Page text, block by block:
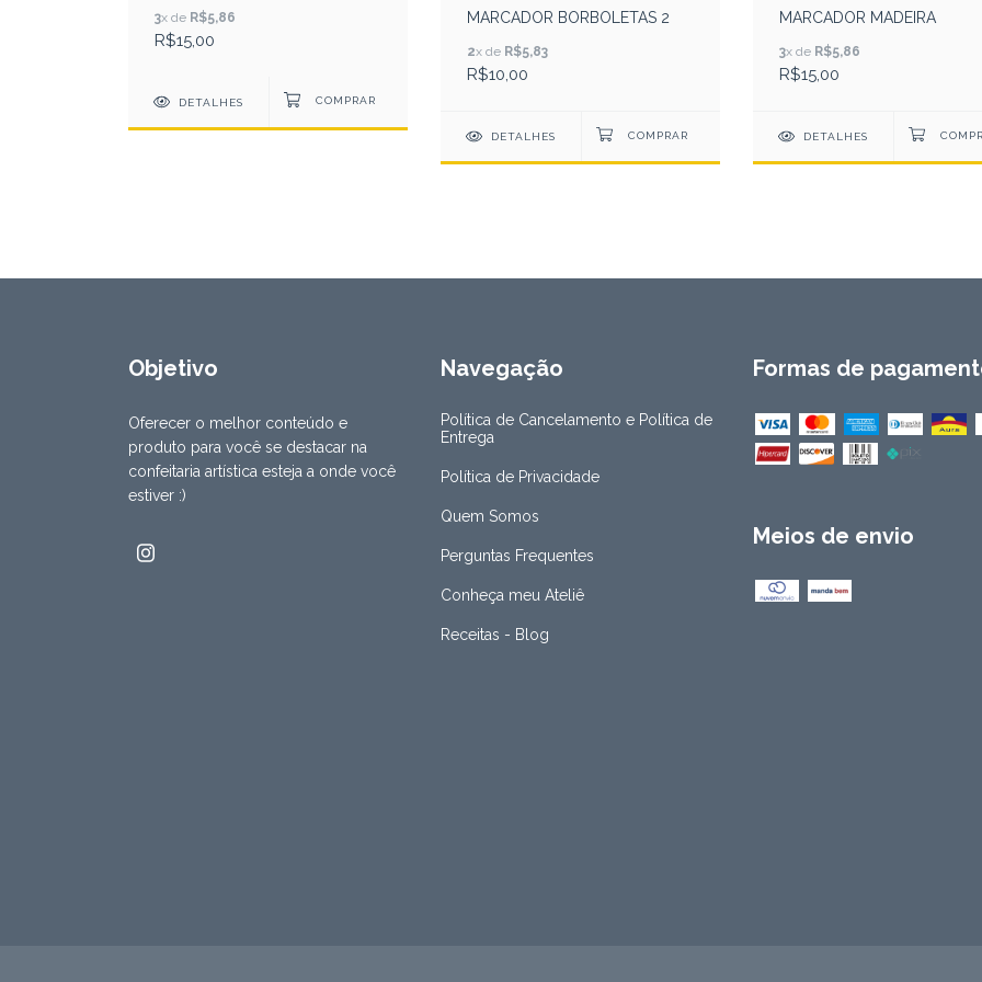
3x de R$5,86
R$15,00
DETALHES
MARCADOR BORBOLETAS 2
2x de R$5,83
R$10,00
DETALHES
MARCADOR MADEIRA
3x de R$5,86
R$15,00
DETALHES
Objetivo
Oferecer o melhor conteúdo e
produto para você se destacar na
confeitaria artística esteja a onde você
estiver :)
Navegação
Política de Cancelamento e Política de
Entrega
Política de Privacidade
Quem Somos
Perguntas Frequentes
Conheça meu Ateliê
Receitas - Blog
Formas de
Meios de envio